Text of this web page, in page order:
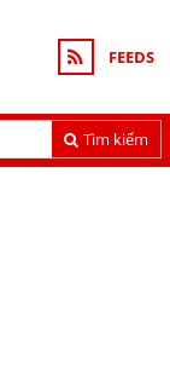
FEEDS
Tìm kiếm